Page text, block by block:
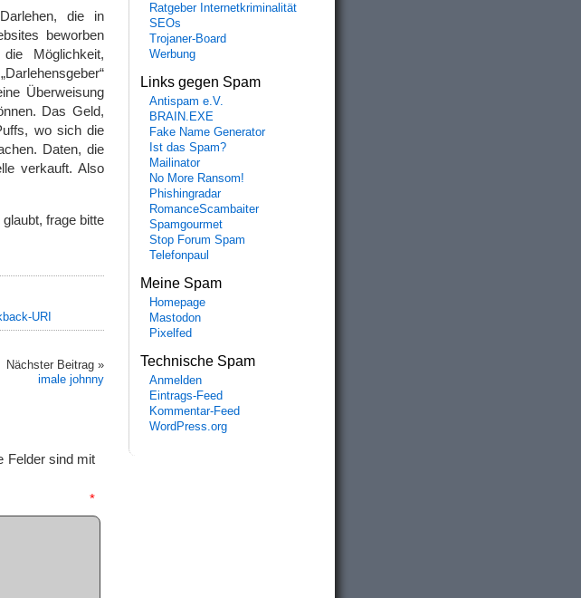
die in
beworben
Möglichkeit,
Überweisung
Das Geld,
wo sich die
Daten, die
verkauft. Also
glaubt, frage bitte
URI
Nächster Beitrag »
imale johnny
Felder sind mit
*
Ratgeber Internetkriminalität
SEOs
Trojaner-Board
Werbung
Links gegen Spam
Antispam e.V.
BRAIN.EXE
Fake Name Generator
Ist das Spam?
Mailinator
No More Ransom!
Phishingradar
RomanceScambaiter
Spamgourmet
Stop Forum Spam
Telefonpaul
Meine Spam
Homepage
Mastodon
Pixelfed
Technische Spam
Anmelden
Eintrags-Feed
Kommentar-Feed
WordPress.org